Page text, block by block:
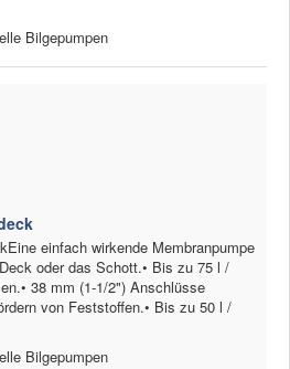
Bilgepumpen
einfach wirkende Membranpumpe
oder das Schott.• Bis zu 75 l /
38 mm (1-1/2") Anschlüsse
von Feststoffen.• Bis zu 50 l /
Bilgepumpen